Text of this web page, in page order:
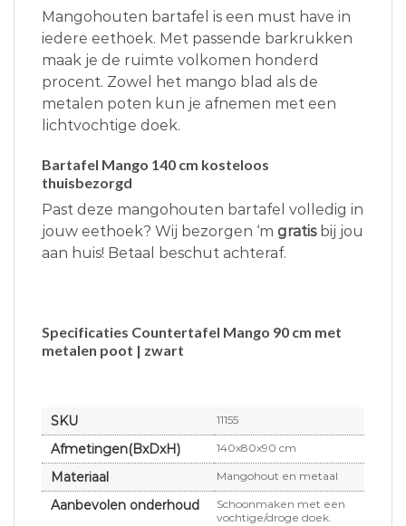
Mangohouten bartafel is een must have in
iedere eethoek. Met passende barkrukken
maak je de ruimte volkomen honderd
procent. Zowel het mango blad als de
metalen poten kun je afnemen met een
lichtvochtige doek.
Bartafel Mango 140 cm kosteloos
thuisbezorgd
Past deze mangohouten bartafel volledig in
jouw eethoek? Wij bezorgen ‘m gratis bij jou
aan huis! Betaal beschut achteraf.
Specificaties Countertafel Mango 90 cm met
metalen poot | zwart
SKU 11155
Afmetingen(BxDxH) 140x80x90 cm
Materiaal Mangohout en metaal
Aanbevolen onderhoud
Schoonmaken met een
vochtige/droge doek.